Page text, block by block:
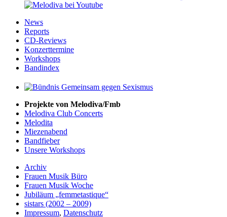
News
Reports
CD-Reviews
Konzerttermine
Workshops
Bandindex
Projekte von Melodiva/Fmb
Melodiva Club Concerts
Melodita
Miezenabend
Bandfieber
Unsere Workshops
Archiv
Frauen Musik Büro
Frauen Musik Woche
Jubiläum „femmetastique“
sistars (2002 – 2009)
Impressum, Datenschutz